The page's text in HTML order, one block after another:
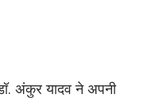
अंकुर यादव ने अपनी